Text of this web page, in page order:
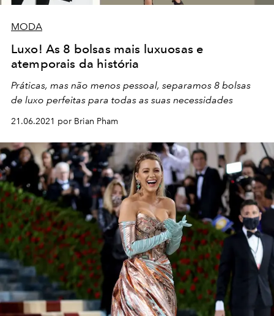
MODA
Luxo! As 8 bolsas mais luxuosas e
atemporais da história
Práticas, mas não menos pessoal, separamos 8 bolsas
de luxo perfeitas para todas as suas necessidades
21.06.2021 por Brian Pham